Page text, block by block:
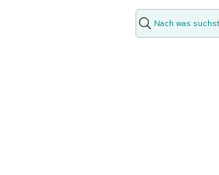
Nach was